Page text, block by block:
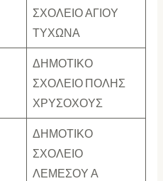
ΣΧΟΛΕΙΟ ΑΓΙΟΥ
ΤΥΧΩΝΑ
ΔΗΜΟΤΙΚΟ
ΣΧΟΛΕΙΟ ΠΟΛΗΣ
ΧΡΥΣΟΧΟΥΣ
ΔΗΜΟΤΙΚΟ
ΣΧΟΛΕΙΟ
ΛΕΜΕΣΟΥ Α